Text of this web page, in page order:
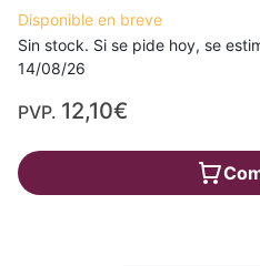
Disponible en breve
Sin stock. Si se pide hoy, se
14/08/26
PVP. 12,10€